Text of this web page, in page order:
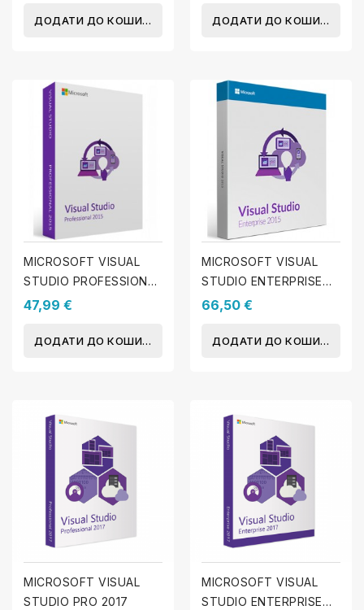
ДОДАТИ ДО КОШИКА ДОДАТИ ДО КОШИКА
MICROSOFT VISUAL
STUDIO PROFESSIONAL
2015
47,99 €
ДОДАТИ ДО КОШИКА
MICROSOFT VISUAL
STUDIO ENTERPRISE
2015
66,50 €
ДОДАТИ ДО КОШИКА
MICROSOFT VISUAL
STUDIO PRO 2017
MICROSOFT VISUAL
STUDIO ENTERPRISE